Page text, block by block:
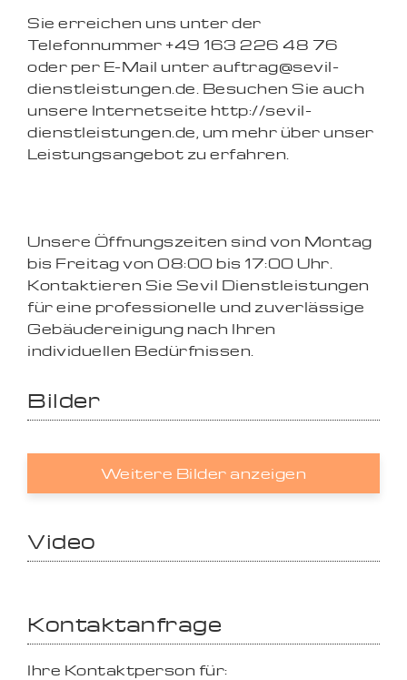
Sie erreichen uns unter der
Telefonnummer +49 163 226 48 76
oder per E-Mail unter auftrag@sevil-
dienstleistungen.de. Besuchen Sie auch
unsere Internetseite http://sevil-
dienstleistungen.de, um mehr über unser
Leistungsangebot zu erfahren.
Unsere Öffnungszeiten sind von Montag
bis Freitag von 08:00 bis 17:00 Uhr.
Kontaktieren Sie Sevil Dienstleistungen
für eine professionelle und zuverlässige
Gebäudereinigung nach Ihren
individuellen Bedürfnissen.
Bilder
Weitere Bilder anzeigen
Video
Kontaktanfrage
Ihre Kontaktperson für: